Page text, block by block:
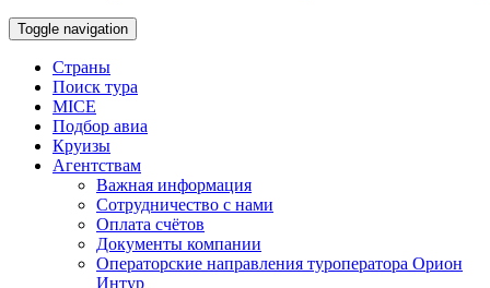
Toggle navigation
Страны
Поиск тура
MICE
Подбор авиа
Круизы
Агентствам
Важная информация
Сотрудничество с нами
Оплата счётов
Документы компании
Операторские направления туроператора Орион
Интур